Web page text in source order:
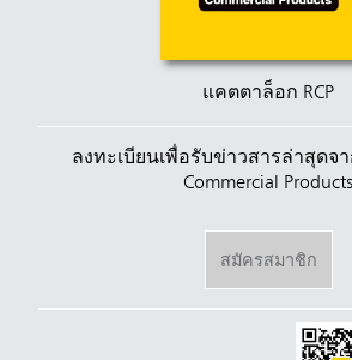
แคตตาล็อก RCP
ลงทะเบียนเพื่อรับข่าวสารล่าสุดจา
Commercial Products
สมัครสมาชิก